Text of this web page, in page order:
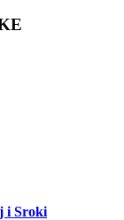
i Sroki